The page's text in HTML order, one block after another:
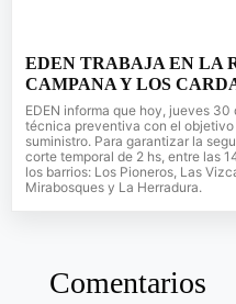
EDEN TRABAJA EN LA
CAMPANA Y LOS
EDEN informa que hoy, jueves
técnica preventiva con el
suministro. Para garantizar la
corte temporal de 2 hs, entre las
los barrios: Los Pioneros, Las
Mirabosques y La Herradura.
Comentarios